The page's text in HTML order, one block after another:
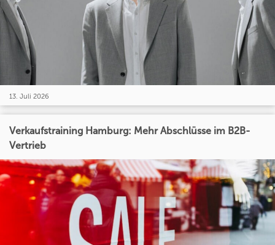
13. Juli 2026
Verkaufstraining Hamburg: Mehr Abschlüsse im B2B-
Vertrieb